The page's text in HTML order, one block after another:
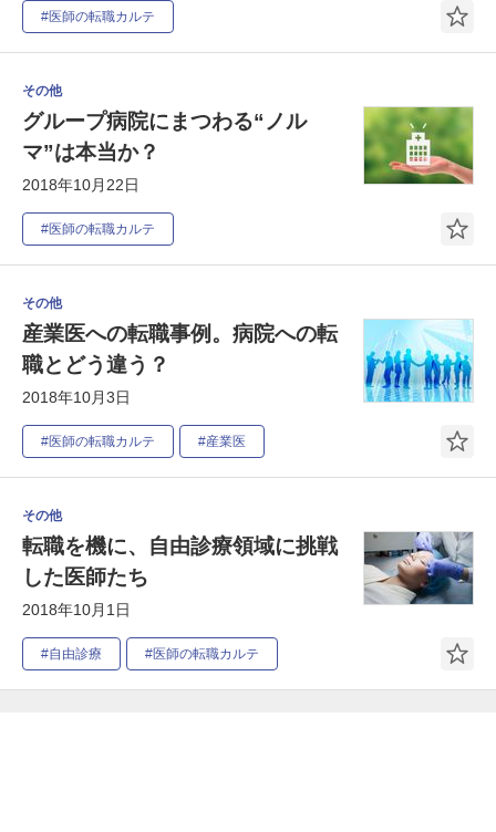
#医師の転職カルテ
その他
グループ病院にまつわる“ノル
マ”は本当か？
2018年10月22日
#医師の転職カルテ
その他
産業医への転職事例。病院への転
職とどう違う？
2018年10月3日
#医師の転職カルテ #産業医
その他
転職を機に、自由診療領域に挑戦
した医師たち
2018年10月1日
#自由診療 #医師の転職カルテ